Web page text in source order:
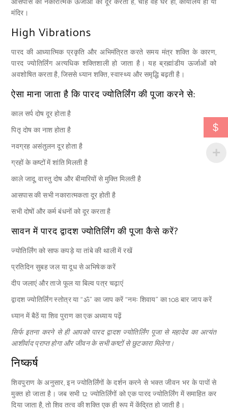
मंदिर।
High Vibrations
पारद की आध्यात्मिक प्रकृति और अभिमंत्रित करते समय मंत्र शक्ति के कारण,
पारद ज्योतिर्लिंग अत्यधिक शक्तिशाली हो जाता है। यह ब्रह्मांडीय ऊर्जाओं को
अवशोषित करता है, जिससे ध्यान शक्ति, स्वास्थ्य और समृद्धि बढ़ती है।
ऐसा माना जाता है कि पारद ज्योतिर्लिंग की पूजा करने से:
काल सर्प दोष दूर होता है
पितृ दोष का नाश होता है
नवग्रह असंतुलन दूर होता है
ग्रहों के कष्टों में शांति मिलती है
काले जादू, वास्तु दोष और बीमारियों से मुक्ति मिलती है
आसपास की सभी नकारात्मकता दूर होती है
सभी दोषों और कर्म बंधनों को दूर करता है
सावन में पारद द्वादश ज्योतिर्लिंग की पूजा कैसे करें?
ज्योतिर्लिंग को साफ कपड़े या तांबे की थाली में रखें
प्रतिदिन सुबह जल या दूध से अभिषेक करें
दीप जलाएं और ताजे फूल या बिल्व पत्र चढ़ाएं
द्वादश ज्योतिर्लिंग स्तोत्र या “ॐ” का जाप करें “नमः शिवाय” का 108 बार जाप करें
ध्यान में बैठें या शिव पुराण का एक अध्याय पढ़ें
सिर्फ इतना करने से ही आपको पारद द्वादश ज्योतिर्लिंग पूजा से महादेव का अत्यंत
आशीर्वाद प्राप्त होगा और जीवन के सभी कष्टों से छुटकारा मिलेगा।
निष्कर्ष
शिवपुराण के अनुसार, इन ज्योतिर्लिंगों के दर्शन करने से भक्त जीवन भर के पापों से
मुक्त हो जाता है। जब सभी 12 ज्योतिर्लिंगों को एक पारद ज्योतिर्लिंग में समाहित कर
दिया जाता है, तो शिव तत्व की शक्ति एक ही रूप में केंद्रित हो जाती है।
$